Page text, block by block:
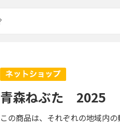
青森ねぶた 2025
この商品は、それぞれの地域内